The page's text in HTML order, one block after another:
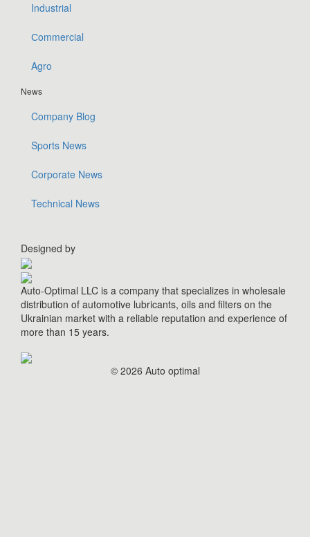
Industrial
Сommercial
Agro
News
Company Blog
Sports News
Corporate News
Technical News
Designed by
Auto-Optimal LLC is a company that specializes in wholesale
distribution of automotive lubricants, oils and filters on the
Ukrainian market with a reliable reputation and experience of
more than 15 years.
© 2026 Auto optimal